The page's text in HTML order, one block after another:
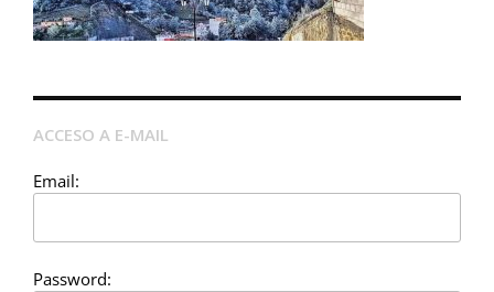
ACCESO A E-MAIL
Email:
Password: